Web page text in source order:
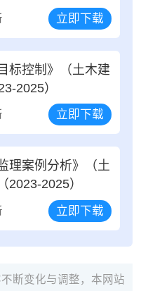
立即下载
标控制》（土木建
2025）
立即下载
理案例分析》（土
2023-2025）
立即下载
断变化与调整，本网站